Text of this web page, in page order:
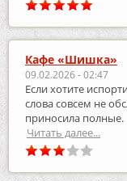
Кафе «Шишка»
09.02.2026 - 02:47
Если хотите
слова совсем не
приносила полные.
Читать далее...